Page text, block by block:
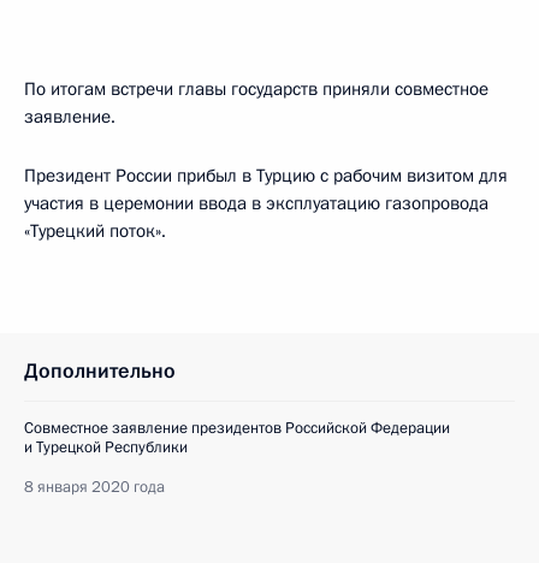
По итогам встречи главы государств приняли совместное
заявление.
Президент России прибыл в Турцию с рабочим визитом для
участия в церемонии ввода в эксплуатацию газопровода
«Турецкий поток».
Дополнительно
Совместное заявление президентов Российской Федерации
и Турецкой Республики
8 января 2020 года